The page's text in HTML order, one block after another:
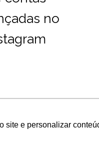
e personalizar
no